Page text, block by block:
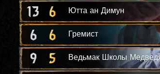
13 6 Ютта ан Димун
6 6 Гремист
9 5 Ведьмак Школы